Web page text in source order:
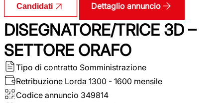
Candidati Dettaglio annuncio
DISEGNATORE/TRICE 3D –
SETTORE ORAFO
Tipo di contratto Somministrazione
Retribuzione Lorda 1300 - 1600 mensile
Codice annuncio 349814